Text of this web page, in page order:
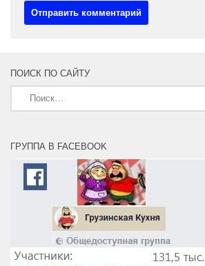
ПОИСК ПО САЙТУ
Найти:
ГРУППА В FACEBOOK